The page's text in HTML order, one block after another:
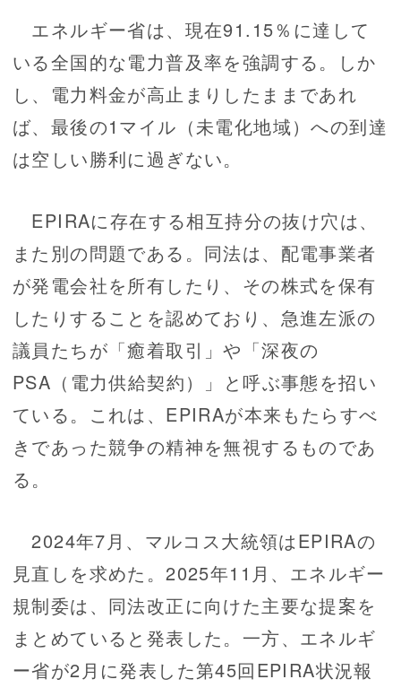
エネルギー省は、現在91.15％に達して
いる全国的な電力普及率を強調する。しか
し、電力料金が高止まりしたままであれ
ば、最後の1マイル（未電化地域）への到達
は空しい勝利に過ぎない。
EPIRAに存在する相互持分の抜け穴は、
また別の問題である。同法は、配電事業者
が発電会社を所有したり、その株式を保有
したりすることを認めており、急進左派の
議員たちが「癒着取引」や「深夜の
PSA（電力供給契約）」と呼ぶ事態を招い
ている。これは、EPIRAが本来もたらすべ
きであった競争の精神を無視するものであ
る。
2024年7月、マルコス大統領はEPIRAの
見直しを求めた。2025年11月、エネルギー
規制委は、同法改正に向けた主要な提案を
まとめていると発表した。一方、エネルギ
ー省が2月に発表した第45回EPIRA状況報